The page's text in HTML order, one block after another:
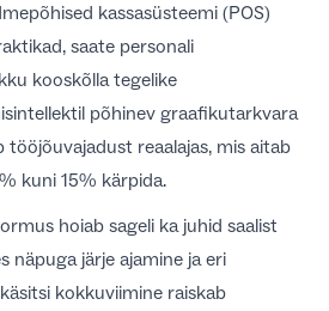
kassasüsteemi (POS)
, saate personali
kooskõlla tegelike
põhinev graafikutarkvara
tööjõuvajadust reaalajas, mis aitab
kuni 15% kärpida.
hoiab sageli ka juhid saalist
näpuga järje ajamine ja eri
kokkuviimine raiskab